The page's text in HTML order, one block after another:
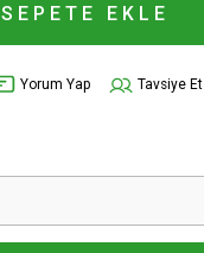
SEPETE EKLE
Yorum Yap Tavsiye Et